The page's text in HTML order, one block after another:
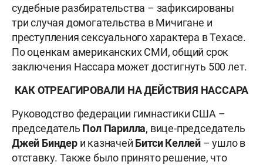
судебные разбирательства – зафиксированы
три случая домогательства в Мичигане и
преступления сексуального характера в Техасе.
По оценкам американских СМИ, общий срок
заключения Нассара может достигнуть 500 лет.
КАК ОТРЕАГИРОВАЛИ НА ДЕЙСТВИЯ НАССАРА
Руководство федерации гимнастики США –
председатель Пол Парилла, вице-председатель
Джей Биндер и казначей Битси Келлей – ушло в
отставку. Также было принято решение, что